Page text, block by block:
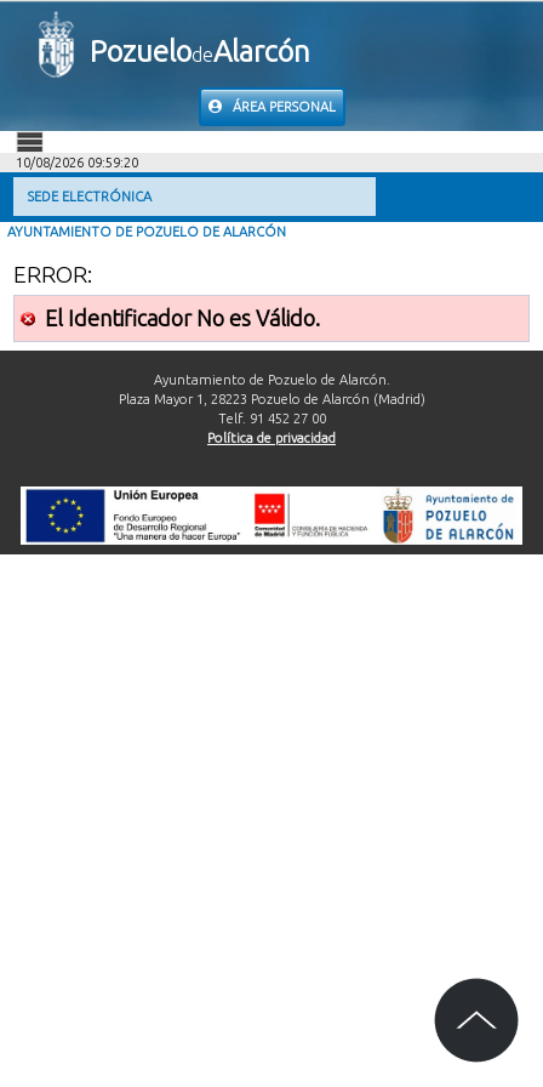
PozuelodeAlarcón
ÁREA PERSONAL
INICIO
MI CARPETA
INFORMACIÓN MUNICIPAL
AYUDA
10/08/2026 09:59:20
SEDE ELECTRÓNICA
AYUNTAMIENTO DE POZUELO DE ALARCÓN
ERROR:
El Identificador No es Válido.
Ayuntamiento de Pozuelo de Alarcón.
Plaza Mayor 1, 28223 Pozuelo de Alarcón (Madrid)
Telf. 91 452 27 00
Política de privacidad